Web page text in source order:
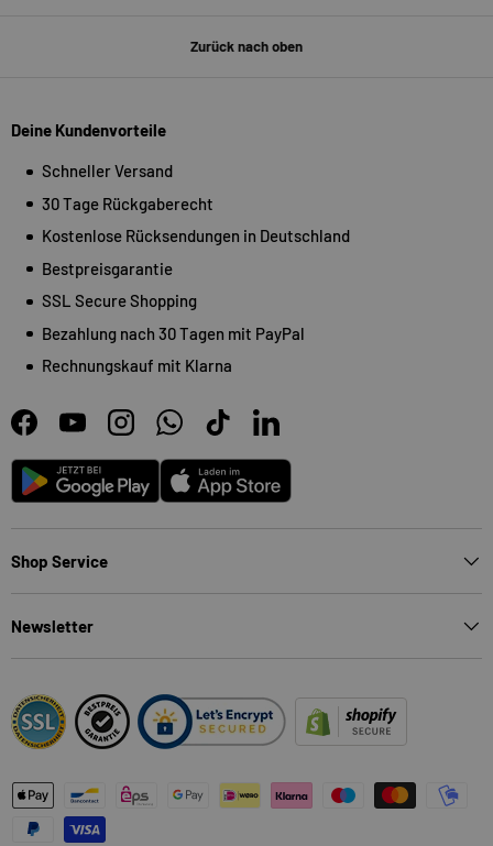
Zurück nach oben
Deine Kundenvorteile
Schneller Versand
30 Tage Rückgaberecht
Kostenlose Rücksendungen in Deutschland
Bestpreisgarantie
SSL Secure Shopping
Bezahlung nach 30 Tagen mit PayPal
Rechnungskauf mit Klarna
FacebookYouTubeInstagramWhatsAppTikTokLinkedIn
Android App Store
Shop Service
Newsletter
Zahlungsmethoden